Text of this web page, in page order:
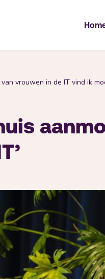
vrouwen in de IT vind ik